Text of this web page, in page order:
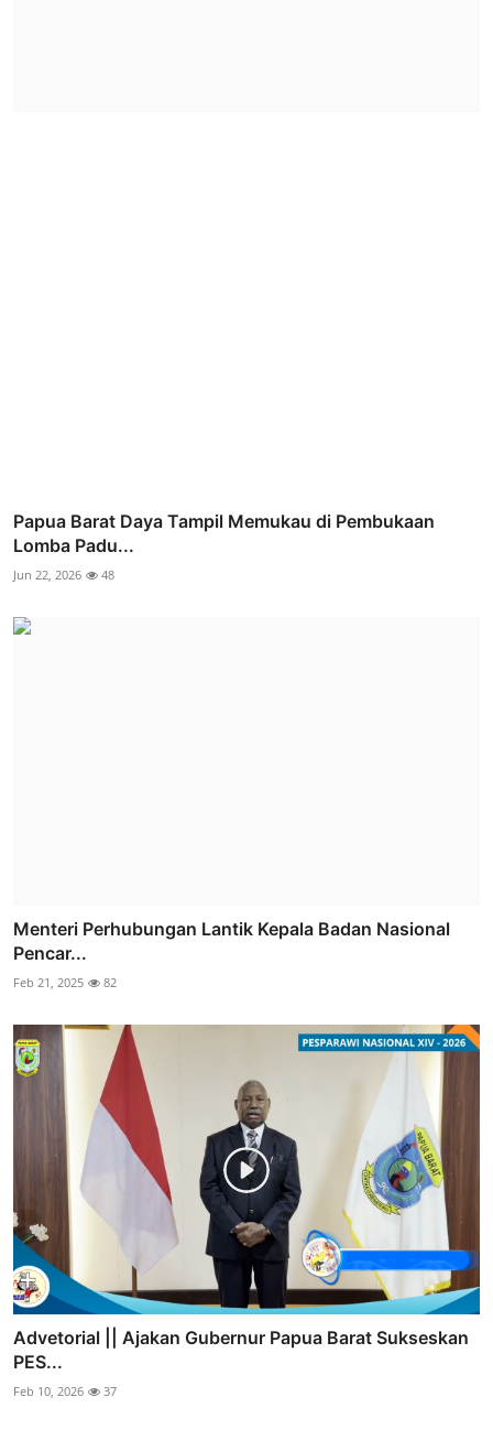
Papua Barat Daya Tampil Memukau di Pembukaan
Lomba Padu...
Jun 22, 2026 48
Menteri Perhubungan Lantik Kepala Badan Nasional
Pencar...
Feb 21, 2025 82
Advetorial || Ajakan Gubernur Papua Barat Sukseskan
PES...
Feb 10, 2026 37